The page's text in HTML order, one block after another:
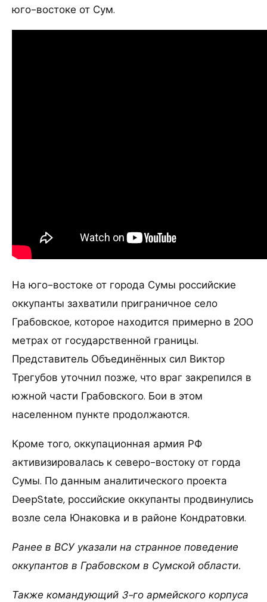
юго-востоке от Сум.
На юго-востоке от города Сумы российские
оккупанты захватили приграничное село
Грабовское, которое находится примерно в 200
метрах от государственной границы.
Представитель Объединённых сил Виктор
Трегубов уточнил позже, что враг закрепился в
южной части Грабовского. Бои в этом
населенном пункте продолжаются.
Кроме того, оккупационная армия РФ
активизировалась к северо-востоку от горда
Сумы. По данным аналитического проекта
DeepState, российские оккупанты продвинулись
возле села Юнаковка и в районе Кондратовки.
Ранее в ВСУ указали на странное поведение
оккупантов в Грабовском в Сумской области.
Также командующий 3-го армейского корпуса